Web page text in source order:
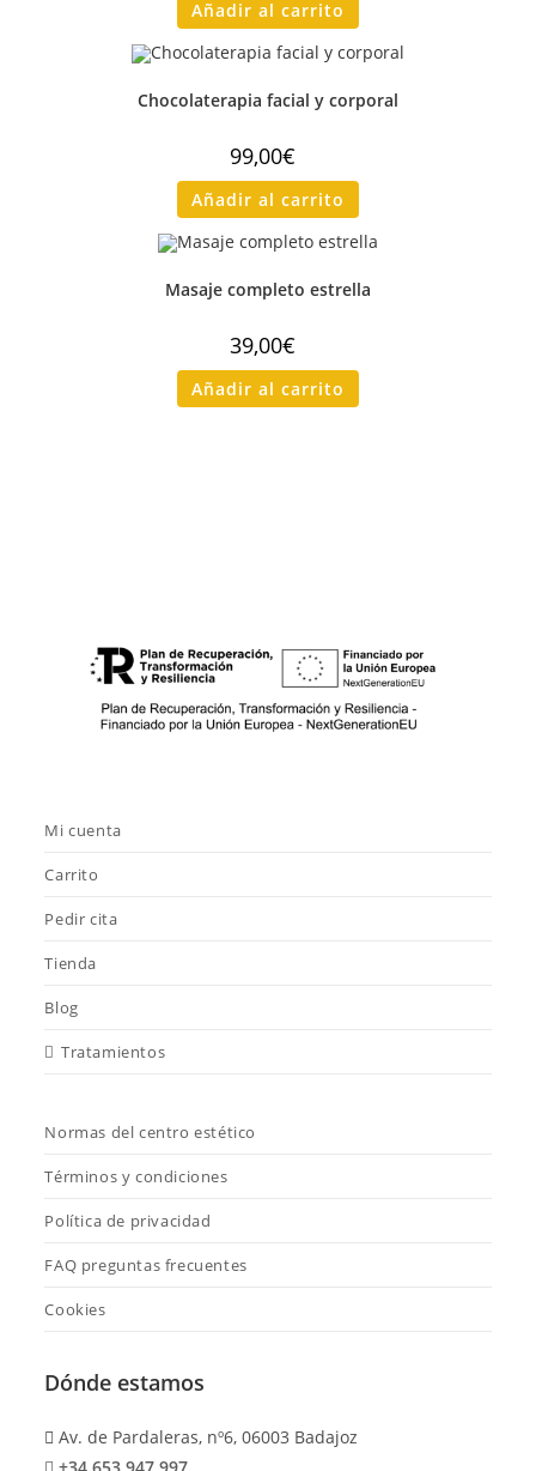
Añadir al carrito
Chocolaterapia facial y corporal
99,00€
Añadir al carrito
Masaje completo estrella
39,00€
Añadir al carrito
Mi cuenta
Carrito
Pedir cita
Tienda
Blog
Tratamientos
Normas del centro estético
Términos y condiciones
Política de privacidad
FAQ preguntas frecuentes
Cookies
Dónde estamos
Av. de Pardaleras, nº6, 06003 Badajoz